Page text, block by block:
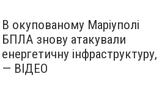
В окупованому Маріуполі
БПЛА знову атакували
енергетичну інфраструктуру,
— ВІДЕО